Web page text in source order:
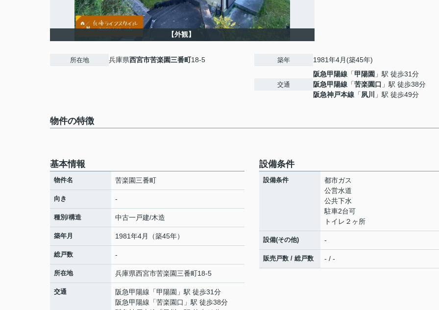
【外観】
所在地 兵庫県西宮市苦楽園三番町18-5 築年 1981年4月(築45年)
交通
阪急甲陽線 「甲陽園 」駅 徒歩31分
阪急甲陽線 「苦楽園口 」駅 徒歩38分
阪急神戸本線 「夙川 」駅 徒歩49分
物件の特徴
基本情報
物件名 苦楽園三番町
向き -
種別/構造 中古一戸建/木造
築年月 1981年4月（築45年）
総戸数 -
所在地 兵庫県西宮市苦楽園三番町18-5
交通 阪急甲陽線 「甲陽園 」駅 徒歩31分
阪急甲陽線 「苦楽園口 」駅 徒歩38分
設備条件
設備条件
都市ガス
公営水道
公共下水
駐車2台可
トイレ２ヶ所
設備(その他) -
販売戸数 / 総戸数 - / -